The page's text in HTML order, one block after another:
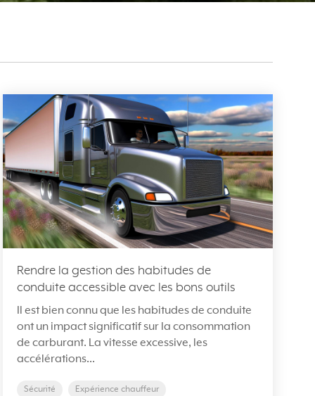
Rendre la gestion des habitudes de
conduite accessible avec les bons outils
Il est bien connu que les habitudes de conduite
ont un impact significatif sur la consommation
de carburant. La vitesse excessive, les
accélérations...
Sécurité Expérience chauffeur